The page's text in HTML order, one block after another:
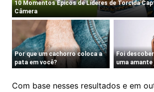
Com base nesses resultados e em